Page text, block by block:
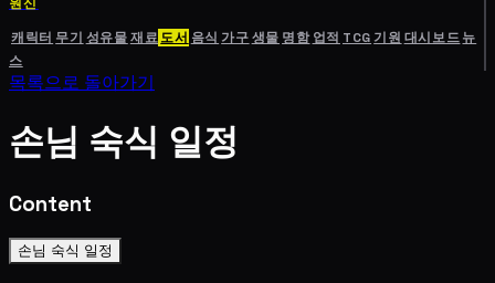
캐릭터 무기 성유물재료도서 음식 가구생물 명함 업적 TCG기원 대시보드뉴
스
목록으로 돌아가기
손님 숙식 일정
Content
손님 숙식 일정